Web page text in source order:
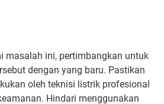
masalah ini, pertimbangkan untuk
dengan yang baru. Pastikan
oleh teknisi listrik profesional
Hindari menggunakan